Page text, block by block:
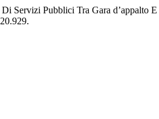
Servizi Pubblici Tra Gara d’appalto